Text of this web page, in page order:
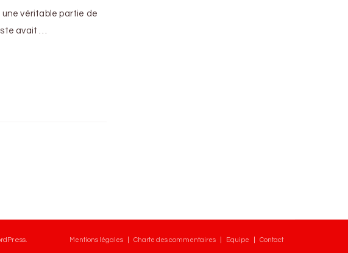
véritable partie de
avait …
Mentions légales Charte des commentaires Equipe Contact